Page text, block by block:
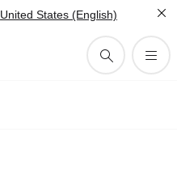
United States (English)